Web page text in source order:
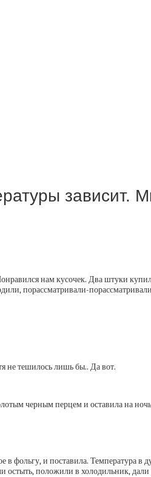
нам кусочек. Два штуки
порассматривали-
не тешилось лишь бы.. Да вот.
черным перцем и оставила на
и поставила. Температура в
остыть, положили в холодильник,